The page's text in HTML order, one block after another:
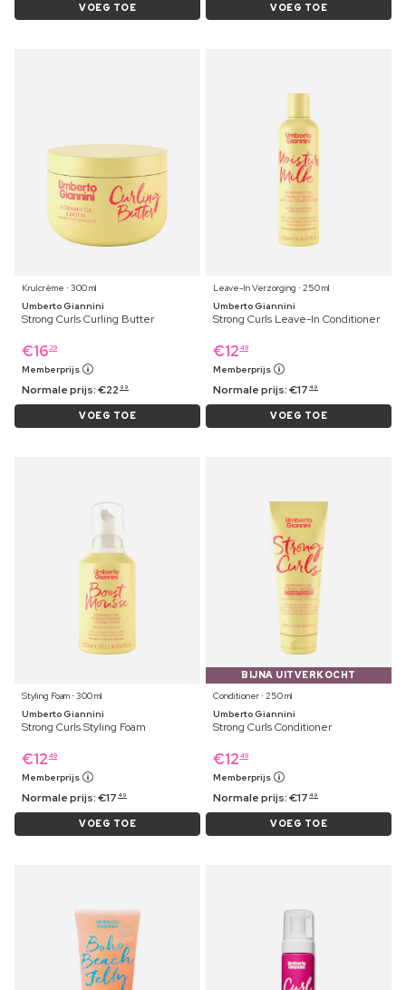
VOEG TOE VOEG TOE
Krulcrème ⋅ 300 ml
Umberto Giannini
Strong Curls Curling Butter
€16 29
Memberprijs
Normale prijs:€22 99
VOEG TOE
Leave-In Verzorging ⋅ 250 ml
Umberto Giannini
Strong Curls Leave-In Conditioner
€12 49
Memberprijs
Normale prijs:€17 49
VOEG TOE
Styling Foam ⋅ 300 ml
Umberto Giannini
Strong Curls Styling Foam
€12 49
Memberprijs
Normale prijs:€17 49
VOEG TOE
BIJNA UITVERKOCHT
Conditioner ⋅ 250 ml
Umberto Giannini
Strong Curls Conditioner
€12 49
Memberprijs
Normale prijs:€17 49
VOEG TOE